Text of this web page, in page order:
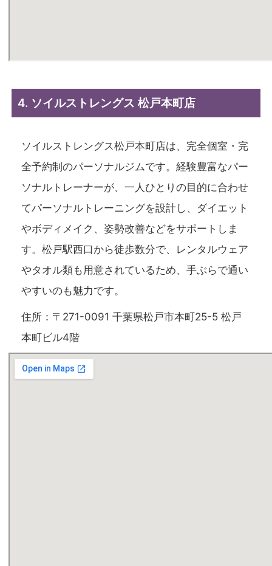
4. ソイルストレングス 松戸本町店
ソイルストレングス松戸本町店は、完全個室・完
全予約制のパーソナルジムです。経験豊富なパー
ソナルトレーナーが、一人ひとりの目的に合わせ
てパーソナルトレーニングを設計し、ダイエット
やボディメイク、姿勢改善などをサポートしま
す。松戸駅西口から徒歩数分で、レンタルウェア
やタオル類も用意されているため、手ぶらで通い
やすいのも魅力です。
住所：〒271-0091 千葉県松戸市本町25-5 松戸
本町ビル4階